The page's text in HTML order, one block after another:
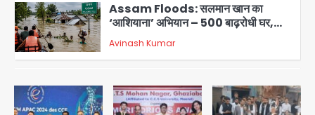
5
Assam Floods: सलमान खान का
‘आशियाना’ अभियान – 500 बाढ़रोधी घर,
220 तैयार; जुबीन गर्ग की विरासत और बॉलीवुड
सितारों का जमीनी सहयोग
Avinash Kumar
युवा इनोवेटरों की सोच से हाईटेक होगी दिल्ली
पुलिस